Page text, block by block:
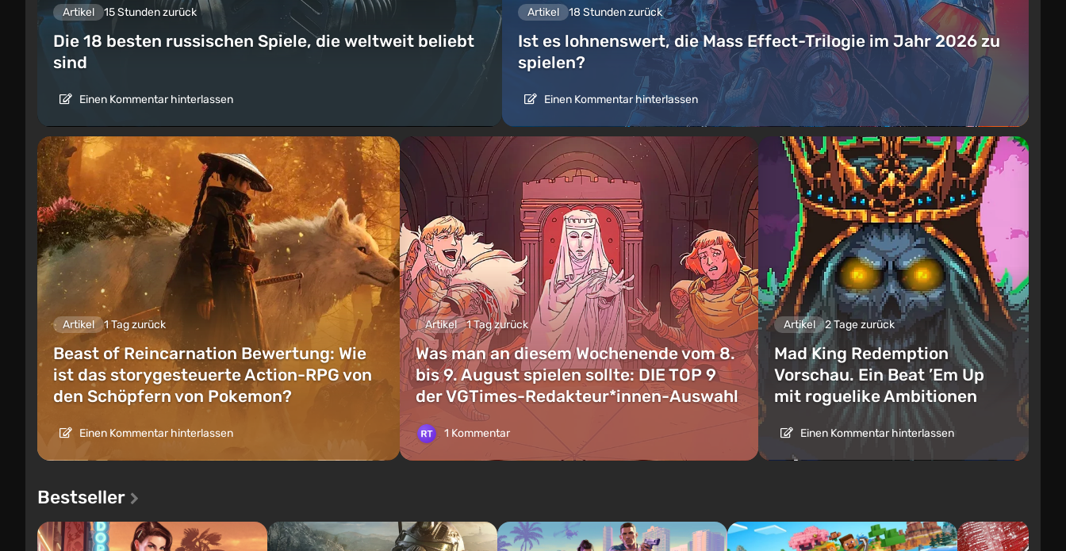
Artikel 15 Stunden zurück
Die 18 besten russischen Spiele, die weltweit beliebt
sind
Einen Kommentar hinterlassen
Artikel 18 Stunden zurück
Ist es lohnenswert, die Mass Effect-Trilogie im Jahr 2026 zu
spielen?
Einen Kommentar hinterlassen
Artikel 1 Tag zurück
Beast of Reincarnation Bewertung: Wie
ist das storygesteuerte Action-RPG von
den Schöpfern von Pokemon?
Einen Kommentar hinterlassen
Artikel 1 Tag zurück
Was man an diesem Wochenende vom 8.
bis 9. August spielen sollte: DIE TOP 9
der VGTimes-Redakteur*innen-Auswahl
1 Kommentar
Artikel 2 Tage zurück
Mad King Redemption
Vorschau. Ein Beat ’Em Up
mit roguelike Ambitionen
Einen Kommentar hinterlassen
Bestseller